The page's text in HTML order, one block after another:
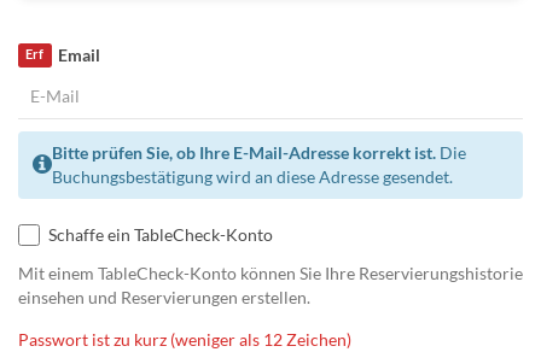
Email
Erf
Bitte prüfen Sie, ob Ihre E-Mail-Adresse korrekt ist. Die
Buchungsbestätigung wird an diese Adresse gesendet.
Schaffe ein TableCheck-Konto
Mit einem TableCheck-Konto können Sie Ihre Reservierungshistorie
einsehen und Reservierungen erstellen.
Passwort ist zu kurz (weniger als 12 Zeichen)